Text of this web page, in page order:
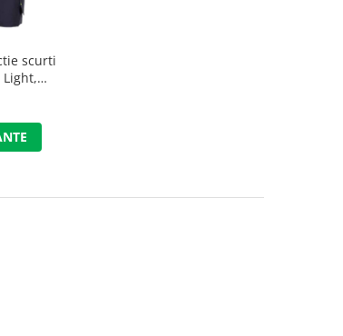
scurti